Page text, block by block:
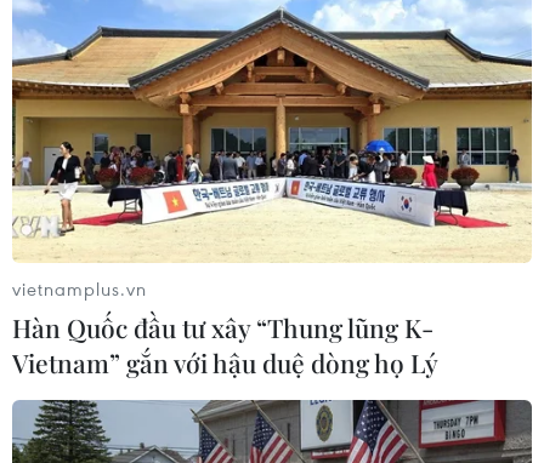
Trung Quốc tự sản xuất hệ thống radar
cho máy bay KJ-500
14/03/2016 13:39
Công ty Tập đoàn Khoa học Công nghệ Điện tử Trung
Quốc (CETC) ngày 13/3 cho biết, hệ thống radar của
máy bay chỉ huy và cảnh báo sớm trên không (AEW&C)
vietnamplus.vn
Hàn Quốc đầu tư xây “Thung lũng K-
Vietnam” gắn với hậu duệ dòng họ Lý